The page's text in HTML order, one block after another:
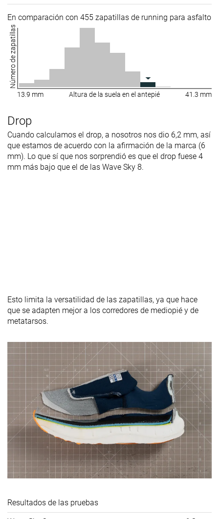
En comparación con 455 zapatillas de running para asfalto
Número de zapatillas
13.9 mm Altura de la suela en el antepié 41.3 mm
Drop
Cuando calculamos el drop, a nosotros nos dio 6,2 mm, así
que estamos de acuerdo con la afirmación de la marca (6
mm). Lo que sí que nos sorprendió es que el drop fuese 4
mm más bajo que el de las Wave Sky 8.
Esto limita la versatilidad de las zapatillas, ya que hace
que se adapten mejor a los corredores de mediopié y de
metatarsos.
Resultados de las pruebas